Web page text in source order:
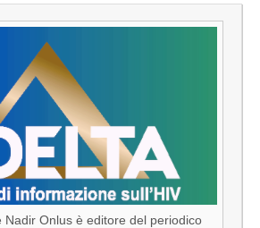
Nadir Onlus è editore del periodico